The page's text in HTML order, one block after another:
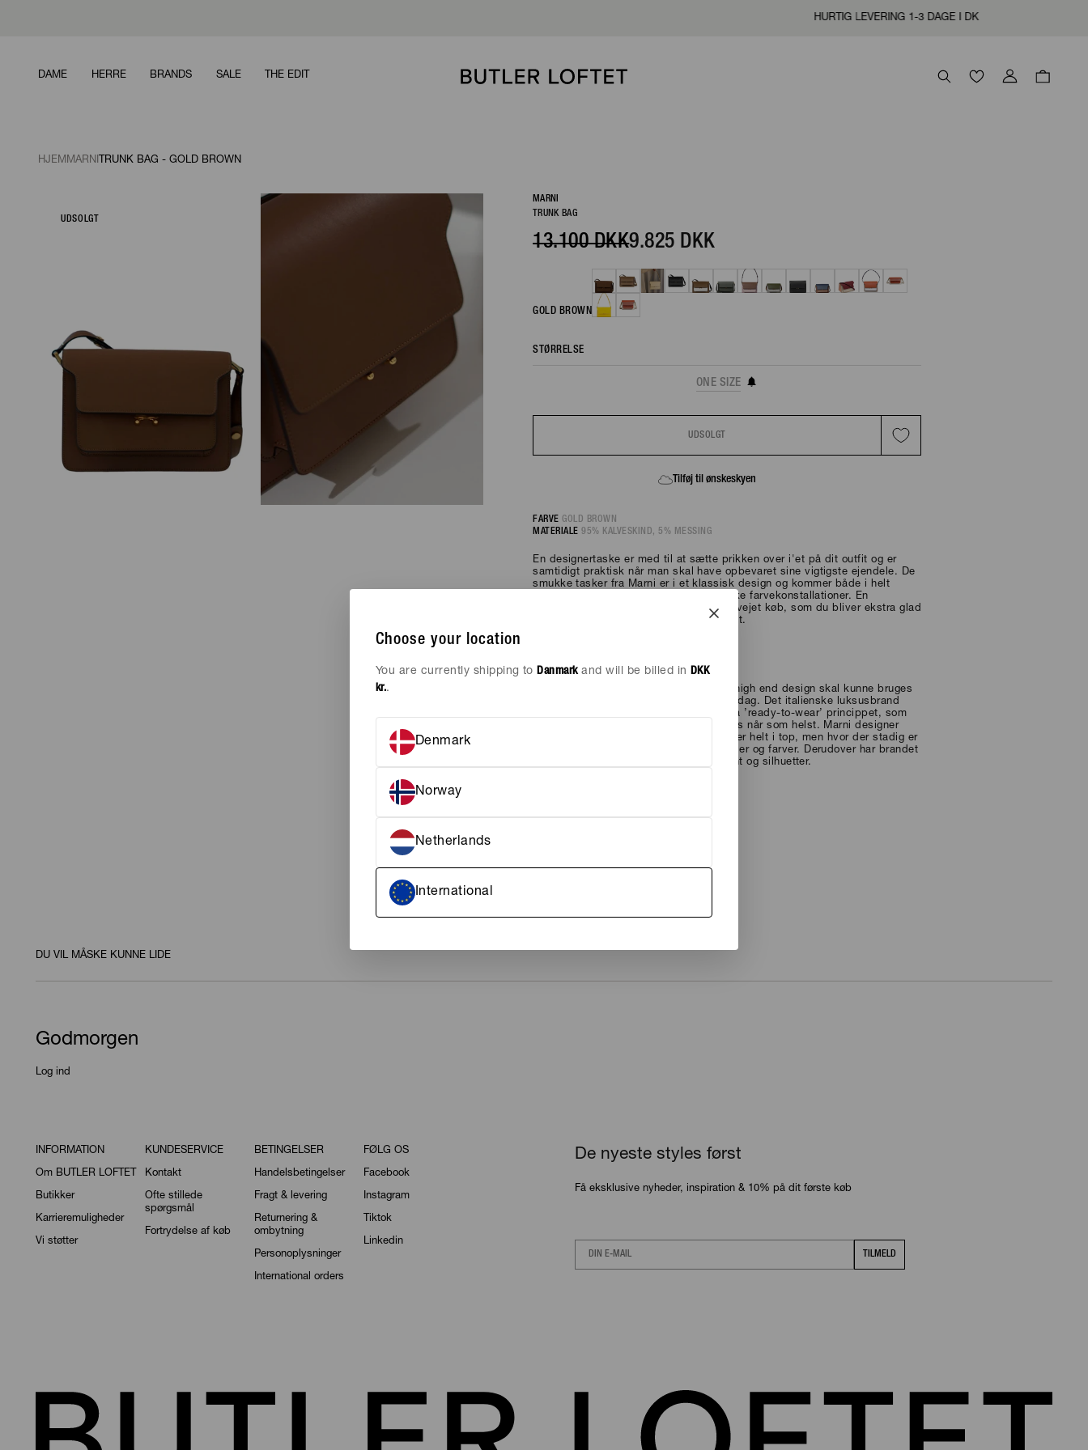
HURTIG LEVERING 1-3 DAGE I DK
DAME HERRE BRANDS SALE THE EDIT
Choose your location
You are currently shipping to Danmarkand will be billed in
DKK
kr..
Denmark
Norway
Netherlands
International
HJEMMARNI TRUNK BAG - GOLD BROWN
UDSOLGT
MARNI
TRUNK BAG
9.825 DKK
13.100 DKK
GOLD BROWN
STØRRELSE
ONE SIZE
UDSOLGT
FÅ BESKED, HVIS VAREN KOMMER PÅ LAGER IGEN
Tilføj til ønskeskyen
FARVE GOLD BROWN
MATERIALE 95% KALVESKIND, 5% MESSING
En designertaske er med til at sætte prikken over i'et på dit outfit og er
samtidigt praktisk når man skal have opbevaret sine vigtigste ejendele. De
smukke tasker fra Marni er i et klassisk design og kommer både i helt
klassiske farver og i flotte og mere unikke farvekonstallationer. En
designertaske er for de fleste et velovervejet køb, som du bliver ekstra glad
for når først den helt rigtige taske er købt.
Designertasker||skuldertasker fraMarni
Marni arbejder ud fra princippet om, at high end design skal kunne bruges
til alle anledninger - fest såvel som hverdag. Det italienske luksusbrand
udtænker hver kollektion med henblik på ’ready-to-wear’ princippet, som
betyder at du kan bruge alle deres styles når som helst. Marni designer
både tøj, tasker og sko, hvor kvaliteten er helt i top, men hvor der stadig er
plads til at eksperimentere med materialer og farver. Derudover har brandet
en unik flair for at blande forskellige print og silhuetter.
DU VIL MÅSKE KUNNE LIDE
Godmorgen
Log ind
De nyeste styles først
Få eksklusive nyheder, inspiration & 10% på dit første køb
Email
TILMELD
INFORMATION
Om BUTLER LOFTET
Butikker
Karrieremuligheder
Vi støtter
KUNDESERVICE
Kontakt
Ofte stillede
spørgsmål
Fortrydelse af køb
BETINGELSER
Handelsbetingelser
Fragt & levering
Returnering &
ombytning
Personoplysninger
International orders
FØLG OS
Facebook
Instagram
Tiktok
Linkedin